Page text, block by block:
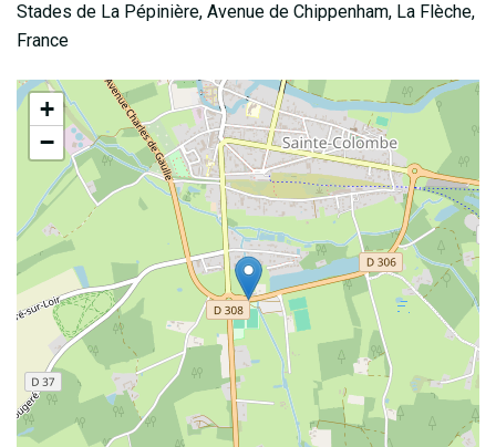
Stades de La Pépinière, Avenue de Chippenham, La Flèche,
France
+
−